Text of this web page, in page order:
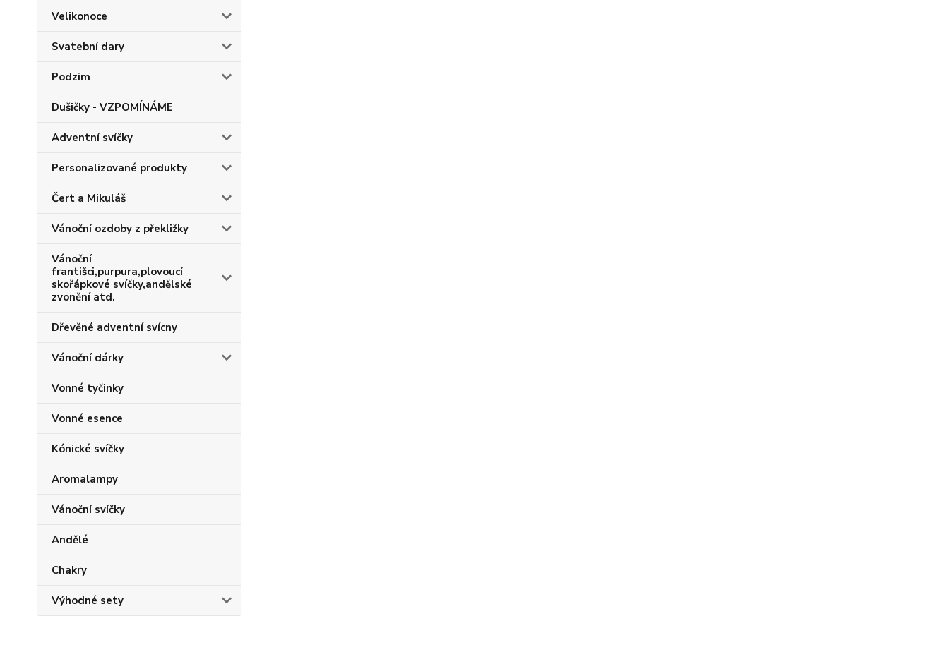
Velikonoce
Svatební dary
Podzim
Dušičky - VZPOMÍNÁME
Adventní svíčky
Personalizované produkty
Čert a Mikuláš
Vánoční ozdoby z překližky
Vánoční
františci,purpura,plovoucí
skořápkové svíčky,andělské
zvonění atd.
Dřevěné adventní svícny
Vánoční dárky
Vonné tyčinky
Vonné esence
Kónické svíčky
Aromalampy
Vánoční svíčky
Andělé
Chakry
Výhodné sety